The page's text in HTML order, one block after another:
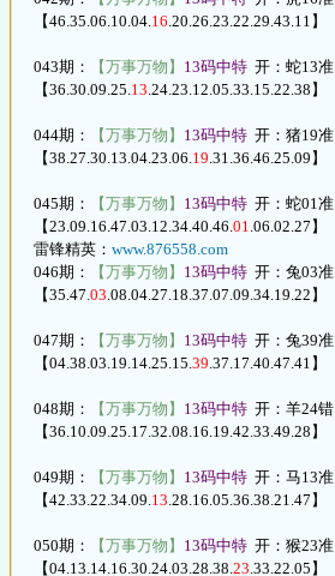
【46.35.06.10.04.16.20.26.23.22.29.43.11】
043期： 【万事万物】 13码中特 开：蛇13准
【36.30.09.25.13.24.23.12.05.33.15.22.38】
044期： 【万事万物】 13码中特 开：猪19准
【38.27.30.13.04.23.06.19.31.36.46.25.09】
045期： 【万事万物】 13码中特 开：蛇01准
【23.09.16.47.03.12.34.40.46.01.06.02.27】
雷锋精英： www.876558.com
046期：
【万事万物】 13码中特 开：兔03准
【35.47.03.08.04.27.18.37.07.09.34.19.22】
047期： 【万事万物】 13码中特 开：兔39准
【04.38.03.19.14.25.15.39.37.17.40.47.41】
048期： 【万事万物】 13码中特 开：羊24错
【36.10.09.25.17.32.08.16.19.42.33.49.28】
049期： 【万事万物】 13码中特 开：马13准
【42.33.22.34.09.13.28.16.05.36.38.21.47】
050期： 【万事万物】 13码中特 开：猴23准
【04.13.14.16.30.24.03.28.38.23.33.22.05】